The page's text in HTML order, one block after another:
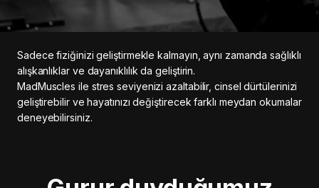
Sadece fiziğinizi geliştirmekle kalmayın, aynı zamanda sağlıklı
alışkanlıklar ve dayanıklılık da geliştirin.
MadMuscles ile stres seviyenizi azaltabilir, cinsel dürtülerinizi
geliştirebilir ve hayatınızı değiştirecek farklı meydan okumalar
deneyebilirsiniz.